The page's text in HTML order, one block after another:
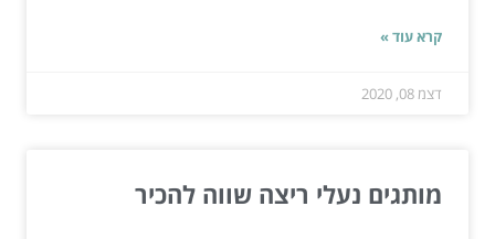
קרא עוד »
דצמ 08, 2020
מותגים נעלי ריצה שווה להכיר